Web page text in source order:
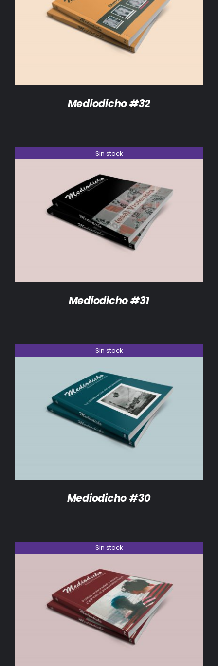
DETALLES
Mediodicho #32
Sin stock
DETALLES
Mediodicho #31
Sin stock
DETALLES
Mediodicho #30
Sin stock
DETALLES